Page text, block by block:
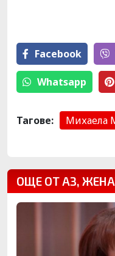
Facebook
Whatsapp
Тагове: Михаела
ОЩЕ ОТ АЗ,